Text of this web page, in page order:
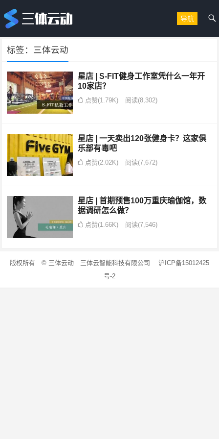
导航
标签：三体云动
星店 | S-FIT健身工作室凭什么一年开
10家店？
点赞(1.79K) 阅读(8,302)
星店 | 一天卖出120张健身卡？这家俱
乐部有毒吧
点赞(2.02K) 阅读(7,672)
星店 | 首期预售100万重庆瑜伽馆，数
据调研怎么做？
点赞(1.66K) 阅读(7,546)
版权所有 © 三体云动 三体云智能科技有限公司 沪ICP备15012425
号-2